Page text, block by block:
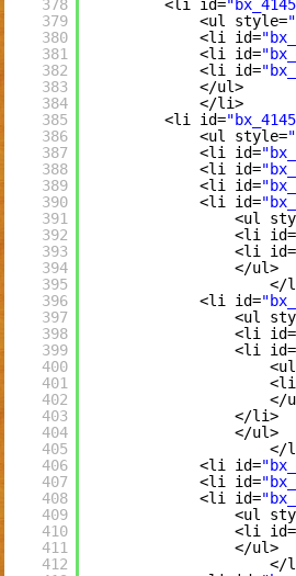
378
379
380
381
382
383
384
385
386
387
388
389
390
391
392
393
394
395
396
397
398
399
400
401
402
403
404
405
406
407
408
409
410
411
412
<li id=
<ul style=
<li id=
<li id=
<li id=
</ul>
</li>
<li id=
<ul style=
<li id=
<li id=
<li id=
<li id=
<ul
<li id=
<li id=
</ul>
</
<li id=
<ul
<li id=
<li id=
</
</li>
</ul>
</
<li id=
<li id=
<li id=
<ul
<li id=
</ul>
</